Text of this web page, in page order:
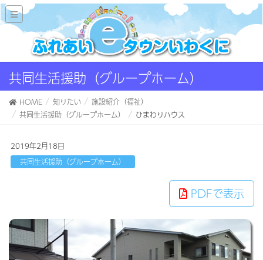
共同生活援助（グループホーム）
HOME 知りたい
施設紹介（福祉）
共同生活援助（グループホーム）
ひまわりハウス
2019年2月18日
共同生活援助（グループホーム）
PDFで表示